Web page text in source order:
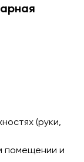
(руки,
помещении и